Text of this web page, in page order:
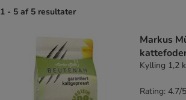
1 - 5 af 5 resultater
Markus
Kylling 1,2
Rating: 4.7/5